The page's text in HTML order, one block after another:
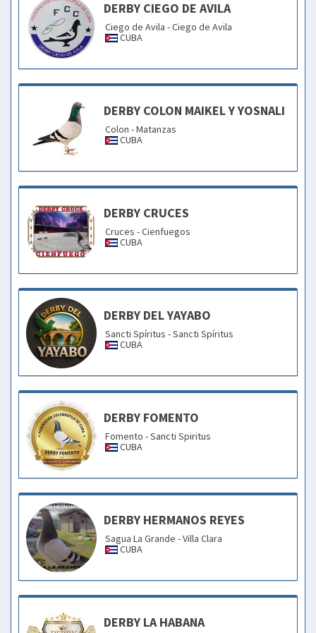
DERBY CIEGO DE AVILA
Ciego de Avila - Ciego de Avila
CUBA
DERBY COLON MAIKEL Y YOSNALI
Colon - Matanzas
CUBA
DERBY CRUCES
Cruces - Cienfuegos
CUBA
DERBY DEL YAYABO
Sancti Spíritus - Sancti Spíritus
CUBA
DERBY FOMENTO
Fomento - Sancti Spiritus
CUBA
DERBY HERMANOS REYES
Sagua La Grande - Villa Clara
CUBA
DERBY LA HABANA